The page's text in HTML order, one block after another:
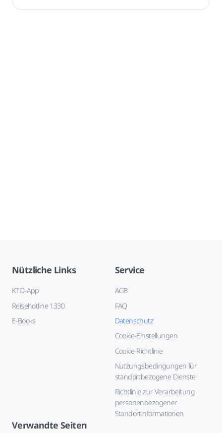
Nützliche Links
KTO-App
Reisehotline 1330
E-Books
Service
AGB
FAQ
Datenschutz
Cookie-Einstellungen
Cookie-Richtlinie
Nutzungsbedingungen für
standortbezogene Dienste
Richtlinie zur Verarbeitung
personenbezogener
Standortinformationen
Verwandte Seiten